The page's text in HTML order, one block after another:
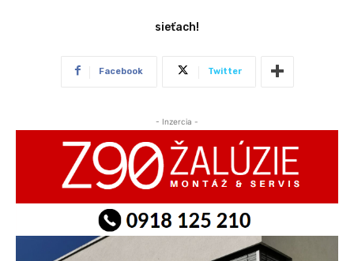
sieťach!
Facebook Twitter
- Inzercia -